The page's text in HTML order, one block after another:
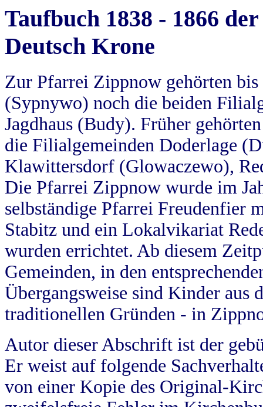
Taufbuch 1838 - 1866
Deutsch Krone
Zur Pfarrei Zippnow gehörten
(Sypnywo) noch die beiden
Jagdhaus (Budy). Früher
die Filialgemeinden Doderlage
Klawittersdorf (Glowaczewo),
Die Pfarrei Zippnow wurde im
selbständige Pfarrei Freudenfier
Stabitz und ein Lokalvikariat
wurden errichtet. Ab diesem
Gemeinden, in den
Übergangsweise sind Kinder aus
traditionellen Gründen - in
Autor dieser Abschrift ist der
Er weist auf folgende
von einer Kopie des Original-